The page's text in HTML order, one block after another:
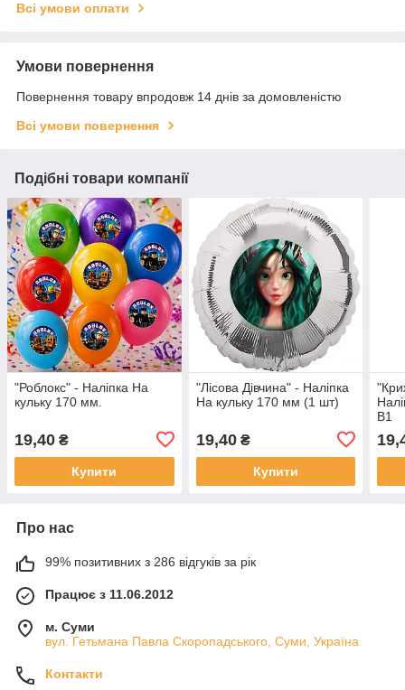
Всі умови оплати
Умови повернення
Повернення товару впродовж 14 днів за домовленістю
Всі умови повернення
Подібні товари компанії
"Роблокс" - Наліпка На
кульку 170 мм.
19,40 ₴
Купити
"Лісова Дівчина" - Наліпка
На кульку 170 мм (1 шт)
19,40₴
Купити
В1
Про нас
99% позитивних з 286 відгуків за рік
Працює з 11.06.2012
м. Суми
вул. Гетьмана Павла Скоропадського, Суми, Україна
Контакти